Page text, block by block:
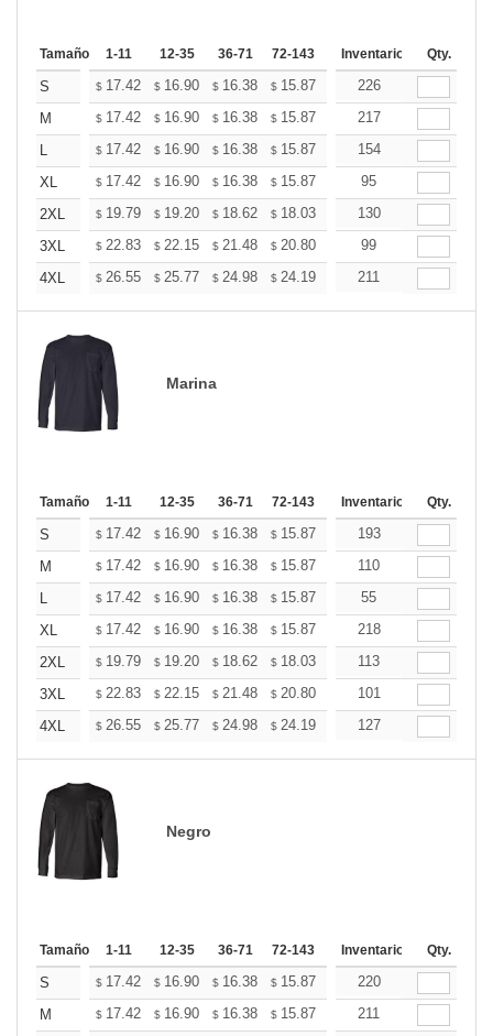
Tamaño 1-11 12-35 36-71 72-143 144-287 288 +
Inventario Qty.
S $ 17.42 $ 16.90 $ 16.38 $ 15.87 15.35
226
M
$ 17.42 $ 16.90 $ 16.38 $ 15.87 15.35
217
L
$ 17.42 $ 16.90 $ 16.38 $ 15.87 15.35
154
XL
$ 17.42 $ 16.90 $ 16.38 $ 15.87 15.35
95
2XL
$ 19.79 $ 19.20 $ 18.62 $ 18.03 17.45
130
3XL
$ 22.83 $ 22.15 $ 21.48 $ 20.80 20.12
99
4XL
$ 26.55 $ 25.77 $ 24.98 $ 24.19 23.41
211
Marina
Tamaño 1-11 12-35 36-71 72-143 144-287 288 +
Inventario Qty.
S $ 17.42 $ 16.90 $ 16.38 $ 15.87 15.35
193
M
$ 17.42 $ 16.90 $ 16.38 $ 15.87 15.35
110
L
$ 17.42 $ 16.90 $ 16.38 $ 15.87 15.35
55
XL
$ 17.42 $ 16.90 $ 16.38 $ 15.87 15.35
218
2XL
$ 19.79 $ 19.20 $ 18.62 $ 18.03 17.45
113
3XL
$ 22.83 $ 22.15 $ 21.48 $ 20.80 20.12
101
4XL
$ 26.55 $ 25.77 $ 24.98 $ 24.19 23.41
127
Negro
Tamaño 1-11 12-35 36-71 72-143 144-287 288 +
Inventario Qty.
S $ 17.42 $ 16.90 $ 16.38 $ 15.87 15.35
220
M
$ 17.42 $ 16.90 $ 16.38 $ 15.87 15.35
211